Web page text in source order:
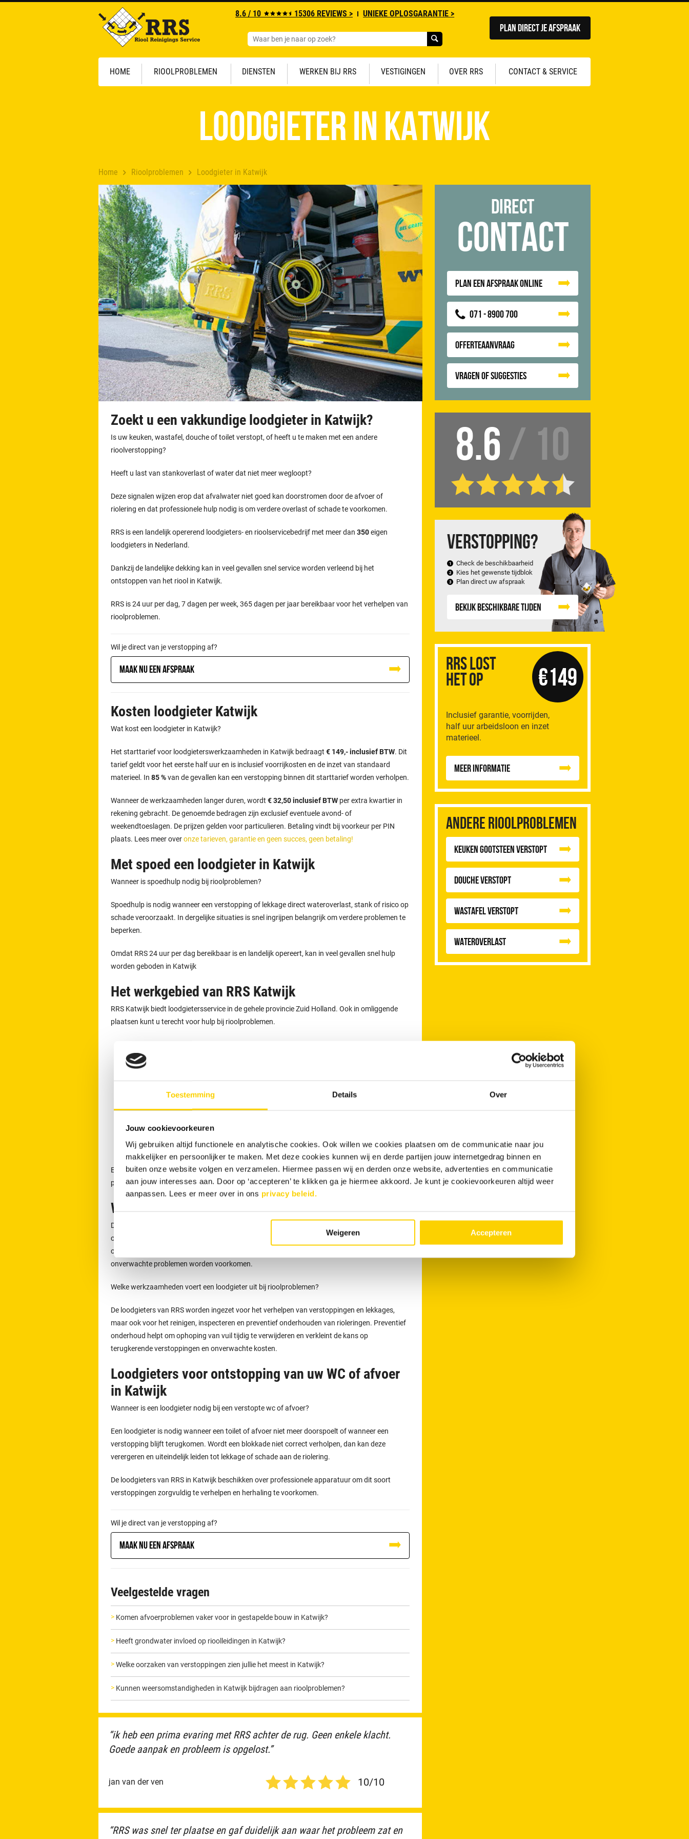
Toestemming Details Over
Jouw cookievoorkeuren
Wij gebruiken altijd functionele en analytische cookies. Ook willen we cookies plaatsen om de communicatie naar jou
makkelijker en persoonlijker te maken. Met deze cookies kunnen wij en derde partijen jouw internetgedrag binnen en
buiten onze website volgen en verzamelen. Hiermee passen wij en derden onze website, advertenties en communicatie
aan jouw interesses aan. Door op ‘accepteren’ te klikken ga je hiermee akkoord. Je kunt je cookievoorkeuren altijd weer
aanpassen. Lees er meer over in ons privacy beleid.
Weigeren Accepteren
8.6 / 10 15306 REVIEWS > UNIEKE OPLOSGARANTIE >
Plan direct je afspraak
HOME RIOOLPROBLEMEN DIENSTEN WERKEN BIJ RRS VESTIGINGEN OVER RRS CONTACT & SERVICE
Home Rioolproblemen Loodgieter in Katwijk
Loodgieter in Katwijk
Zoekt u een vakkundige loodgieter in Katwijk?
Is uw keuken, wastafel, douche of toilet verstopt, of heeft u te maken met een andere
rioolverstopping?
Heeft u last van stankoverlast of water dat niet meer wegloopt?
Deze signalen wijzen erop dat afvalwater niet goed kan doorstromen door de afvoer of
riolering en dat professionele hulp nodig is om verdere overlast of schade te voorkomen.
RRS is een landelijk opererend loodgieters- en rioolservicebedrijf met meer dan 350eigen
loodgieters in Nederland.
Dankzij de landelijke dekking kan in veel gevallen snel service worden verleend bij het
ontstoppen van het riool in Katwijk.
RRS is 24 uur per dag, 7 dagen per week, 365 dagen per jaar bereikbaar voor het verhelpen van
rioolproblemen.
Wil je direct van je verstopping af?
Maak nu een afspraak
Kosten loodgieter Katwijk
Wat kost een loodgieter in Katwijk?
Het starttarief voor loodgieterswerkzaamheden in Katwijk bedraagt € 149,- inclusief BTW. Dit
tarief geldt voor het eerste half uur en is inclusief voorrijkosten en de inzet van standaard
materieel. In 85 %van de gevallen kan een verstopping binnen dit starttarief worden verholpen.
Wanneer de werkzaamheden langer duren, wordt € 32,50 inclusief BTW per extra kwartier in
rekening gebracht. De genoemde bedragen zijn exclusief eventuele avond- of
weekendtoeslagen. De prijzen gelden voor particulieren. Betaling vindt bij voorkeur per PIN
plaats. Lees meer overonze tarieven, garantie en geen succes, geen betaling!
Met spoed een loodgieter in Katwijk
Wanneer is spoedhulp nodig bij rioolproblemen?
Spoedhulp is nodig wanneer een verstopping of lekkage direct wateroverlast, stank of risico op
schade veroorzaakt. In dergelijke situaties is snel ingrijpen belangrijk om verdere problemen te
beperken.
Omdat RRS 24 uur per dag bereikbaar is en landelijk opereert, kan in veel gevallen snel hulp
worden geboden in Katwijk
Het werkgebied van RRS Katwijk
RRS Katwijk biedt loodgietersservice in de gehele provincie Zuid Holland. Ook in omliggende
plaatsen kunt u terecht voor hulp bij rioolproblemen.
Oegstgeest
Leiderdorp
Lisse
Een afspraak voor het ontstoppen van uw afvoermaakt u eenvoudig online. Ook kunt u 24 uur
per dag telefonisch contact opnemen via071 - 8900 700.
Werkzaamheden van onze loodgieters
De loodgieters van RRS worden ingezet voor meer dan alleen het verhelpen van verstoppingen
of lekkages. Zij voeren ook werkzaamheden uit zoals het reinigen, inspecteren en preventief
onderhouden van rioleringen. Door periodiek onderhoud kunnen verstoppingen en
onverwachte problemen worden voorkomen.
Welke werkzaamheden voert een loodgieter uit bij rioolproblemen?
De loodgieters van RRS worden ingezet voor het verhelpen van verstoppingen en lekkages,
maar ook voor het reinigen, inspecteren en preventief onderhouden van rioleringen. Preventief
onderhoud helpt om ophoping van vuil tijdig te verwijderen en verkleint de kans op
terugkerende verstoppingen en onverwachte kosten.
Loodgieters voor ontstopping van uw WC of afvoer
in Katwijk
Wanneer is een loodgieter nodig bij een verstopte wc of afvoer?
Een loodgieter is nodig wanneer een toilet of afvoer niet meer doorspoelt of wanneer een
verstopping blijft terugkomen. Wordt een blokkade niet correct verholpen, dan kan deze
verergeren en uiteindelijk leiden tot lekkage of schade aan de riolering.
De loodgieters van RRS in Katwijk beschikken over professionele apparatuur om dit soort
verstoppingen zorgvuldig te verhelpen en herhaling te voorkomen.
Wil je direct van je verstopping af?
Maak nu een afspraak
Veelgestelde vragen
Komen afvoerproblemen vaker voor in gestapelde bouw in Katwijk?
Heeft grondwater invloed op rioolleidingen in Katwijk?
Welke oorzaken van verstoppingen zien jullie het meest in Katwijk?
Kunnen weersomstandigheden in Katwijk bijdragen aan rioolproblemen?
“ik heb een prima evaring met RRS achter de rug. Geen enkele klacht.
Goede aanpak en probleem is opgelost.”
jan van der ven 10/10
“RRS was snel ter plaatse en gaf duidelijk aan waar het probleem zat en
Direct
Contact
Plan een afspraak online
071 - 8900 700
Offerteaanvraag
Vragen of suggesties
8.6 / 10
Verstopping?
Check de beschikbaarheid
Kies het gewenste tijdblok
Plan direct uw afspraak
Bekijk beschikbare tijden
RRS Lost
het op
Inclusief garantie, voorrijden,
half uur arbeidsloon en inzet
materieel.
€149
Meer informatie
Andere rioolproblemen
Keuken Gootsteen Verstopt
Douche Verstopt
Wastafel Verstopt
Wateroverlast